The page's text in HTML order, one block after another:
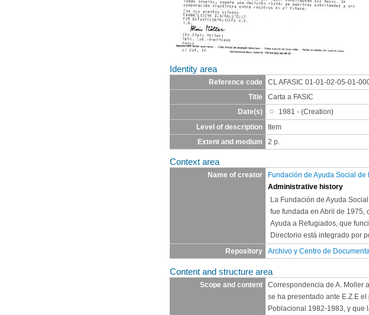
Identity area
Reference code
CL AFASIC 01-01-02-05-01-
Title
Carta a FASIC
Date(s)
1981 - (Creation)
Level of description
Item
Extent and medium
2 p.
Context area
Name of creator Fundación de Ayuda Social
Administrative history
La Fundación de Ayuda
fue fundada en Abril de 1975,
Ayuda a Refugiados, que
Directorio está integrado por
Repository
Archivo y Centro de
Content and structure area
Scope and content
Correspondencia de A. Moller
se ha presentado ante E.Z.E
Poblacional 1982-1983, y que